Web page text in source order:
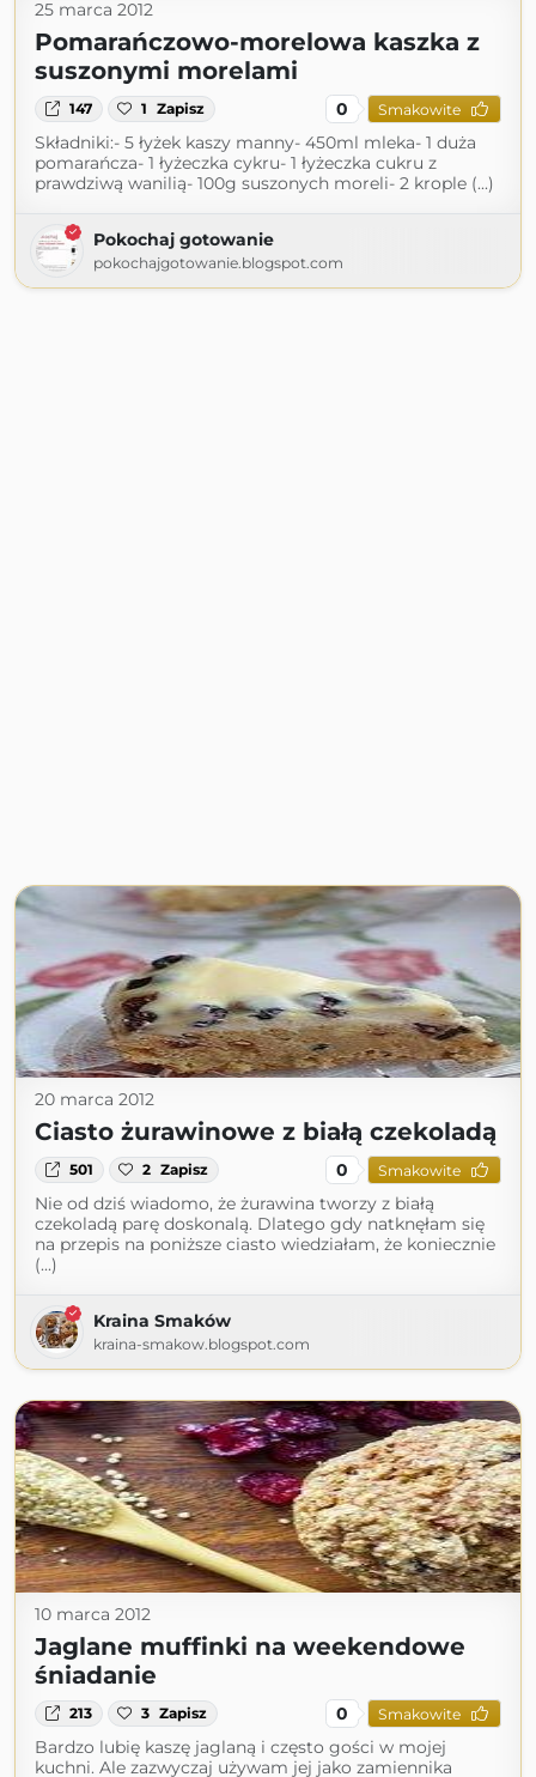
25 marca 2012
Pomarańczowo-morelowa kaszka z
suszonymi morelami
147 1 Zapisz 0 Smakowite
Składniki:- 5 łyżek kaszy manny- 450ml mleka- 1 duża
pomarańcza- 1 łyżeczka cykru- 1 łyżeczka cukru z
prawdziwą wanilią- 100g suszonych moreli- 2 krople (...)
Pokochaj gotowanie
pokochajgotowanie.blogspot.com
20 marca 2012
Ciasto żurawinowe z białą czekoladą
501 2 Zapisz 0 Smakowite
Nie od dziś wiadomo, że żurawina tworzy z białą
czekoladą parę doskonalą. Dlatego gdy natknęłam się
na przepis na poniższe ciasto wiedziałam, że koniecznie
(...)
Kraina Smaków
kraina-smakow.blogspot.com
10 marca 2012
Jaglane muffinki na weekendowe
śniadanie
213 3 Zapisz 0 Smakowite
Bardzo lubię kaszę jaglaną i często gości w mojej
kuchni. Ale zazwyczaj używam jej jako zamiennika